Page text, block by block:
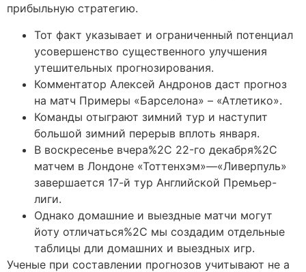
прибыльную стратегию.
Тот факт указывает и ограниченный потенциал
усовершенство существенного улучшения
утешительных прогнозирования.
Комментатор Алексей Андронов даст прогноз
на матч Примеры «Барселона» – «Атлетико».
Команды отыграют зимний тур и наступит
большой зимний перерыв вплоть января.
В воскресенье вчера%2C 22-го декабря%2C
матчем в Лондоне «Тоттенхэм»—«Ливерпуль»
завершается 17-й тур Английской Премьер-
лиги.
Однако домашние и выездные матчи могут
йоту отличаться%2C мы создадим отдельные
таблицы дли домашних и выездных игр.
Ученые при составлении прогнозов учитывают не а